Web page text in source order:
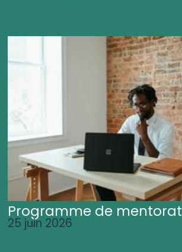
Programme de mentorat
25 juin 2026